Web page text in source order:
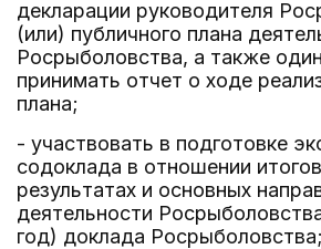
декларации руководителя
(или) публичного плана
Росрыболовства, а также
принимать отчет о ходе
плана;
- участвовать в подготовке
содоклада в отношении
результатах и основных
деятельности
год) доклада Росрыболовства;